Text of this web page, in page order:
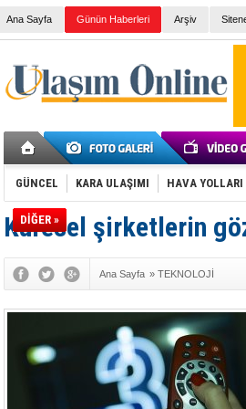
Ana Sayfa Günün Haberleri Arşiv
GÜNCEL KARA ULAŞIMI HAVA YOLLARI
DİĞER »
Küresel şirketlerin
Ana Sayfa » TEKNOLOJİ